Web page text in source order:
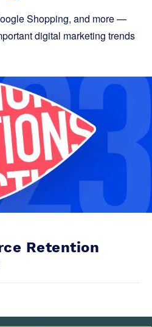
Shopping, and more —
digital marketing trends
Retention